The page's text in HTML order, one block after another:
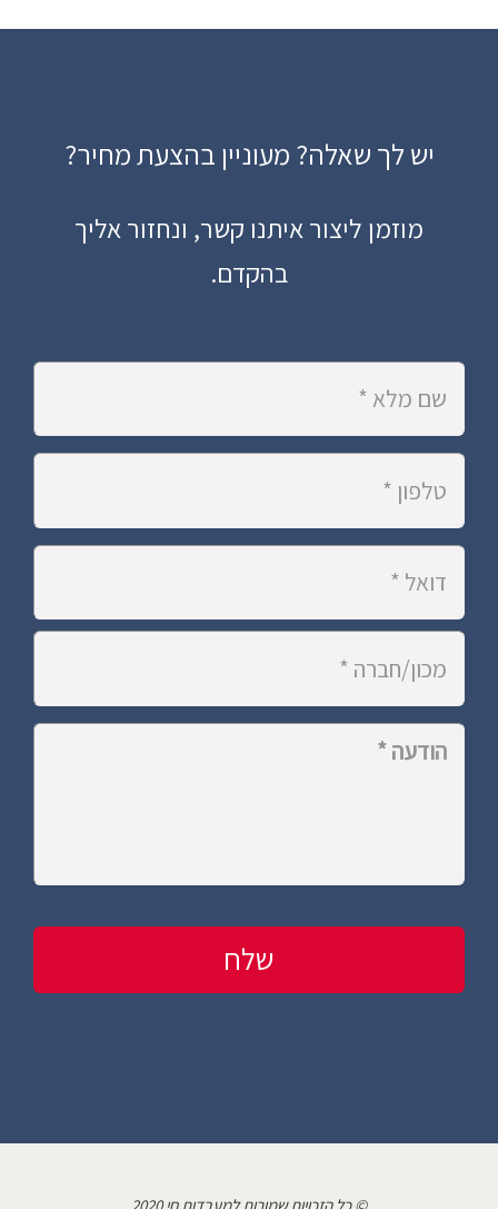
יש לך שאלה? מעוניין בהצעת מחיר?
מוזמן ליצור איתנו קשר, ונחזור אליך
בהקדם.
© כל הזכויות שמורות למעבדות חי 2020